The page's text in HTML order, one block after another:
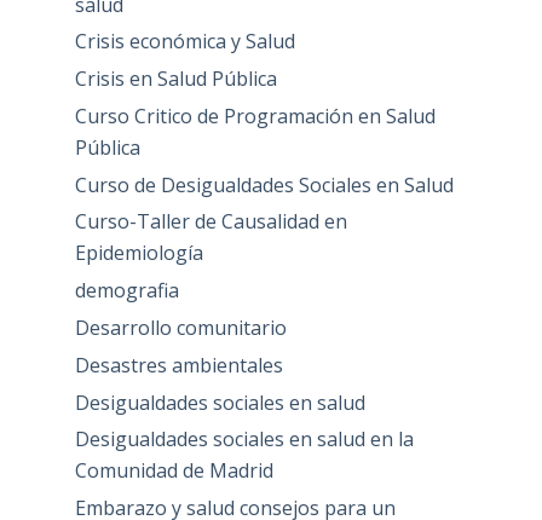
Crisis económica y Salud
Crisis en Salud Pública
Curso Critico de Programación en Salud
Pública
Curso de Desigualdades Sociales en Salud
Curso-Taller de Causalidad en
Epidemiología
demografia
Desarrollo comunitario
Desastres ambientales
Desigualdades sociales en salud
Desigualdades sociales en salud en la
Comunidad de Madrid
Embarazo y salud consejos para un